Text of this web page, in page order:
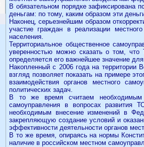
В обязательном порядке зафиксирована
деньгам: по тому, каким образом эти
Наконец, серьезнейшим образом
участие граждан в реализации
населения.
Территориальное общественное
уверенностью можно сказать о том, что
определяется его важнейшее значение
Накопленный с 2006 года на территории
взгляд позволяет показать на примере
взаимодействия органов местного
политических задач.
В то же время считаем необходимым
самоуправления в вопросах
необходимым внесение изменений в
закрепляющую создание условий и
эффективности деятельности органов
В то же время, опираясь на нормы
наличие в российском местном